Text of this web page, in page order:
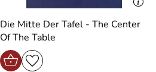
Die Mitte Der Tafel - The Center
Of The Table